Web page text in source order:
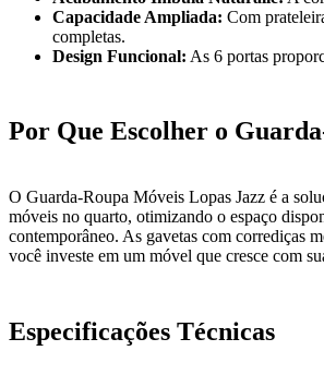
Capacidade Ampliada: Com
completas.
Design Funcional: As 6 portas
Por Que Escolher o
O Guarda-Roupa Móveis Lopas Jazz é a
móveis no quarto, otimizando o espaço
contemporâneo. As gavetas com corrediças
você investe em um móvel que cresce com
Especificações Técnicas